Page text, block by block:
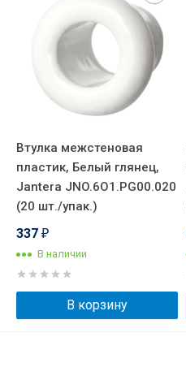
Втулка межстеновая
пластик, Белый глянец,
Jantera JNO.6O1.PG00.020
(20 шт./упак.)
337 ₽
В наличии
В корзину